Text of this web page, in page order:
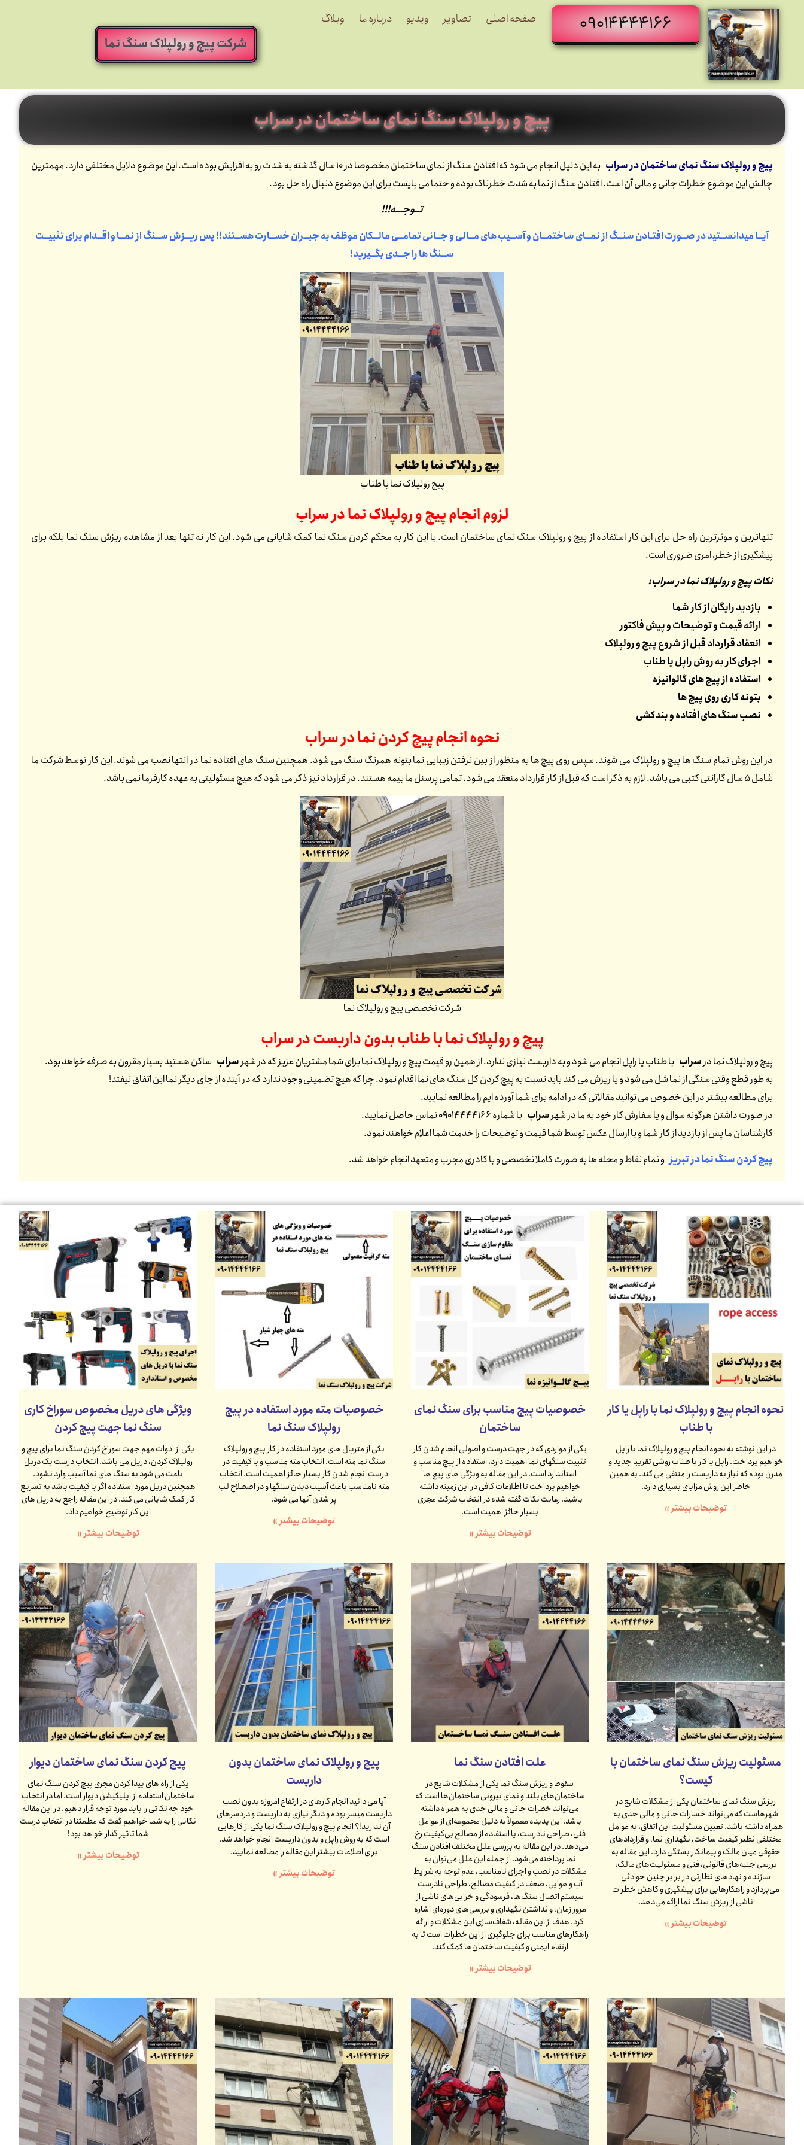
09014444166 صفحه اصلی تصاویر ویدیو درباره ما وبلاگ
شرکت پیچ و رولپلاک سنگ نما
پیچ و رولپلاک سنگ نمای ساختمان در سراب
پیچ و رولپلاک سنگ نمای ساختمان در سراب
به این دلیل انجام می شود که افتادن سنگ از نمای ساختمان مخصوصا در 10 سال گذشته به شدت رو به افزایش بوده است. این موضوع دلایل مختلفی دارد. مهمترین
چالش این موضوع خطرات جانی و مالی آن است. افتادن سنگ از نما به شدت خطرناک بوده و حتما می بایست برای این موضوع دنبال راه حل بود.
تــوجـــه!!!
آیــا میدانســتید در صــورت افتـادن سنــگ از نمــای ساختمــان و آســیب های مــالی و جــانی تمامــی مالــکان موظف به جبــران خســارت هســتند!! پس ریــزش ســنگ از نمــا و اقــدام برای تثبیــت
ســنگ ها را جــدی بگــیرید!
پیچ رولپلاک نما با طناب
لزوم انجام پیچ و رولپلاک نما درسراب
تنهاترین و موثرترین راه حل برای این کار استفاده از پیچ و رولپلاک سنگ نمای ساختمان است. با این کار به محکم کردن سنگ نما کمک شایانی می شود. این کار نه تنها بعد از مشاهده ریزش سنگ نما بلکه برای
پیشگیری از خطر، امری ضروری است.
نکات پیچ و رولپلاک نما در سراب:
بازدید رایگان از کار شما
ارائه قیمت و توضیحات و پیش فاکتور
انعقاد قرارداد قبل از شروع پیچ و رولپلاک
اجرای کار به روش راپل یا طناب
استفاده از پیچ های گالوانیزه
بتونه کاری روی پیچ ها
نصب سنگ های افتاده و بندکشی
نحوه انجام پیچ کردن نما درسراب
در این روش تمام سنگ ها پیچ و رولپلاک می شوند. سپس روی پیچ ها به منظور از بین نرفتن زیبایی نما بتونه همرنگ سنگ می شود. همچنین سنگ های افتاده نما در انتها نصب می شوند. این کار توسط شرکت ما
شامل 5 سال گارانتی کتبی می باشد. لازم به ذکر است که قبل از کار قرارداد منعقد می شود. تمامی پرسنل ما بیمه هستند. در قرارداد نیز ذکر می شود که هیچ مسئولیتی به عهده کارفرما نمی باشد.
شرکت تخصصی پیچ و رولپلاک نما
پیچ و رولپلاک نما با طناب بدون داربست درسراب
پیچ و رولپلاک نما درسراب با طناب یا راپل انجام می شود و به داربست نیازی ندارد. از همین رو قیمت پیچ و رولپلاک نما برای شما مشتریان عزیز که در شهرسراب ساکن هستید بسیار مقرون به صرفه خواهد بود.
به طور قطع وقتی سنگی از نما شل می شود و یا ریزش می کند باید نسبت به پیچ کردن کل سنگ های نما اقدام نمود. چرا که هیچ تضمینی وجود ندارد که در آینده از جای دیگر نما این اتفاق نیفتد!
برای مطالعه بیشتر در این خصوص می توانید مقالاتی که در ادامه برای شما آورده ایم را مطالعه نمایید.
در صورت داشتن هرگونه سوال و یا سفارش کار خود به ما در شهرسراب با شماره 09014444166 تماس حاصل نمایید.
کارشناسان ما پس از بازدید از کار شما و یا ارسال عکس توسط شما قیمت و توضیحات را خدمت شما اعلام خواهند نمود.
پیچ کردن سنگ نما در تبریز و تمام نقاط و محله ها به صورت کاملا تخصصی و با کادری مجرب و متعهد انجام خواهد شد.
نحوه انجام پیچ و رولپلاک نما با راپل یا کار
با طناب
در این نوشته به نحوه انجام پیچ و رولپلاک نما با راپل
خواهیم پرداخت. راپل یا کار با طناب روشی تقریبا جدید و
مدرن بوده که نیاز به داربست را منتفی می کند. به همین
خاطر این روش مزایای بسیاری دارد.
توضیحات بیشتر »
خصوصیات پیچ مناسب برای سنگ نمای
ساختمان
یکی از مواردی که در جهت درست و اصولی انجام شدن کار
تثبیت سنگهای نما اهمیت دارد، استفاده از پیچ مناسب و
استاندارد است. در این مقاله به ویژگی های پیچ ها
خواهیم پرداخت تا اطلاعات کافی در این زمینه داشته
باشید. رعایت نکات گفته شده در انتخاب شرکت مجری
بسیار حائز اهمیت است.
توضیحات بیشتر »
خصوصیات مته مورد استفاده در پیچ
رولپلاک سنگ نما
یکی از متریال های مورد استفاده در کار پیچ و رولپلاک
سنگ نما مته است. انتخاب مته مناسب و با کیفیت در
درست انجام شدن کار بسیار حائز اهمیت است. انتخاب
مته نامناسب باعث آسیب دیدن سنگها و در اصطلاح لب
پر شدن آنها می شود.
توضیحات بیشتر »
ویژگی های دریل مخصوص سوراخ کاری
سنگ نما جهت پیچ کردن
یکی از ادوات مهم جهت سوراخ کردن سنگ نما برای پیچ و
رولپلاک کردن، دریل می باشد. انتخاب درست یک دریل
باعث می شود به سنگ های نما آسیب وارد نشود.
همچنین دریل مورد استفاده اگر با کیفیت باشد به تسریع
کار کمک شایانی می کند. در این مقاله راجع به دریل های
این کار توضیح خواهیم داد.
توضیحات بیشتر »
مسئولیت ریزش سنگ نمای ساختمان با
کیست؟
ریزش سنگ نمای ساختمان یکی از مشکلات شایع در
شهرهاست که می‌تواند خسارات جانی و مالی جدی به
همراه داشته باشد. تعیین مسئولیت این اتفاق، به عوامل
مختلفی نظیر کیفیت ساخت، نگهداری نما، و قراردادهای
حقوقی میان مالک و پیمانکار بستگی دارد. این مقاله به
بررسی جنبه‌های قانونی، فنی و مسئولیت‌های مالک،
سازنده و نهادهای نظارتی در برابر چنین حوادثی
می‌پردازد و راهکارهایی برای پیشگیری و کاهش خطرات
ناشی از ریزش سنگ نما ارائه می‌دهد.
توضیحات بیشتر »
علت افتادن سنگ نما
سقوط و ریزش سنگ نما یکی از مشکلات شایع در
ساختمان‌های بلند و نمای بیرونی ساختمان‌ها است که
می‌تواند خطرات جانی و مالی جدی به همراه داشته
باشد. این پدیده معمولاً به دلیل مجموعه‌ای از عوامل
فنی، طراحی نادرست، یا استفاده از مصالح بی‌کیفیت رخ
می‌دهد. در این مقاله به بررسی علل مختلف افتادن سنگ
نما پرداخته می‌شود. از جمله این علل می‌توان به
مشکلات در نصب و اجرای نامناسب، عدم توجه به شرایط
آب و هوایی، ضعف در کیفیت مصالح، طراحی نادرست
سیستم اتصال سنگ‌ها، فرسودگی و خرابی‌های ناشی از
مرور زمان، و نداشتن نگهداری و بررسی‌های دوره‌ای اشاره
کرد. هدف از این مقاله، شفاف‌سازی این مشکلات و ارائه
راهکارهای مناسب برای جلوگیری از این خطرات است تا به
ارتقاء ایمنی و کیفیت ساختمان‌ها کمک کند.
توضیحات بیشتر »
پیچ و رولپلاک نمای ساختمان بدون
داربست
آیا می دانید انجام کارهای در ارتفاع امروزه بدون نصب
داربست میسر بوده و دیگر نیازی به داربست و دردسرهای
آن ندارید!؟ انجام پیچ و رولپلاک سنگ نما یکی از کارهایی
است که به روش راپل و بدون داربست انجام خواهد شد.
برای اطلاعات بیشتر این مقاله را مطالعه نمایید.
توضیحات بیشتر »
پیچ کردن سنگ نمای ساختمان دیوار
یکی از راه های پیدا کردن مجری پیچ کردن سنگ نمای
ساختمان استفاده از اپلیکیشن دیوار است. اما در انتخاب
خود چه نکاتی را باید مورد توجه قرار دهیم. در این مقاله
نکاتی را به شما خواهیم گفت که مطمئنا در انتخاب درست
شما تاثیر گذار خواهد بود!
توضیحات بیشتر »